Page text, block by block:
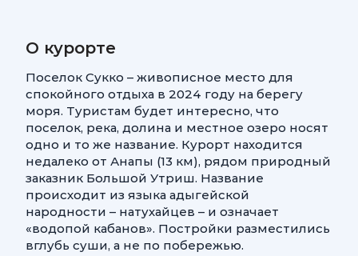
О курорте
Поселок Сукко – живописное место для
спокойного отдыха в 2024 году на берегу
моря. Туристам будет интересно, что
поселок, река, долина и местное озеро носят
одно и то же название. Курорт находится
недалеко от Анапы (13 км), рядом природный
заказник Большой Утриш. Название
происходит из языка адыгейской
народности – натухайцев – и означает
«водопой кабанов». Постройки разместились
вглубь суши, а не по побережью.